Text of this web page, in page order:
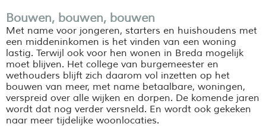
Bouwen, bouwen, bouwen
Met name voor jongeren, starters en huishoudens met
een middeninkomen is het vinden van een woning
lastig. Terwijl ook voor hen wonen in Breda mogelijk
moet blijven. Het college van burgemeester en
wethouders blijft zich daarom vol inzetten op het
bouwen van meer, met name betaalbare, woningen,
verspreid over alle wijken en dorpen. De komende jaren
wordt dat nog verder versneld. En wordt ook gekeken
naar meer tijdelijke woonlocaties.